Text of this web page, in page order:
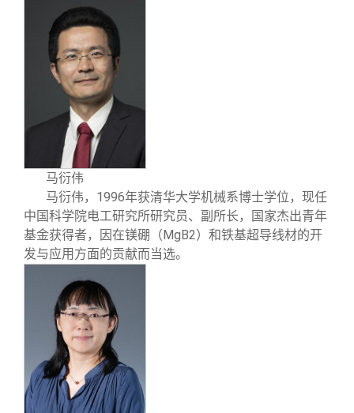
马衍伟
马衍伟 ， 1996年获清华大学机械系博士学位，现任
中国科学院电工研究所研究员、副所长，国家杰出青年
基金获得者，因在镁硼（MgB2）和铁基超导线材的开
发与应用方面的贡献而当选。